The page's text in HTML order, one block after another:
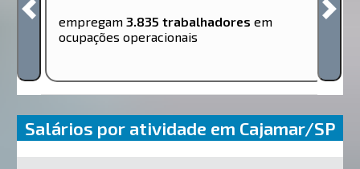
empregam 3.835 trabalhadores em
ocupações operacionais
Salários por atividade em Cajamar/SP